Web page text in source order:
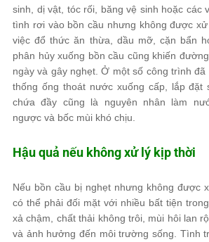
sinh, dị vật, tóc rối, băng vệ sinh hoặc các
tình rơi vào bồn cầu nhưng không được xử
việc đổ thức ăn thừa, dầu mỡ, cặn bẩn
phân hủy xuống bồn cầu cũng khiến
ngày và gây nghẹt. Ở một số công trình
thống ống thoát nước xuống cấp, lắp đặt
chứa đầy cũng là nguyên nhân làm
ngược và bốc mùi khó chịu.
Hậu quả nếu không xử lý kịp thời
Nếu bồn cầu bị nghẹt nhưng không được
có thể phải đối mặt với nhiều bất tiện
xả chậm, chất thải không trôi, mùi hôi lan
và ảnh hưởng đến môi trường sống. Tình